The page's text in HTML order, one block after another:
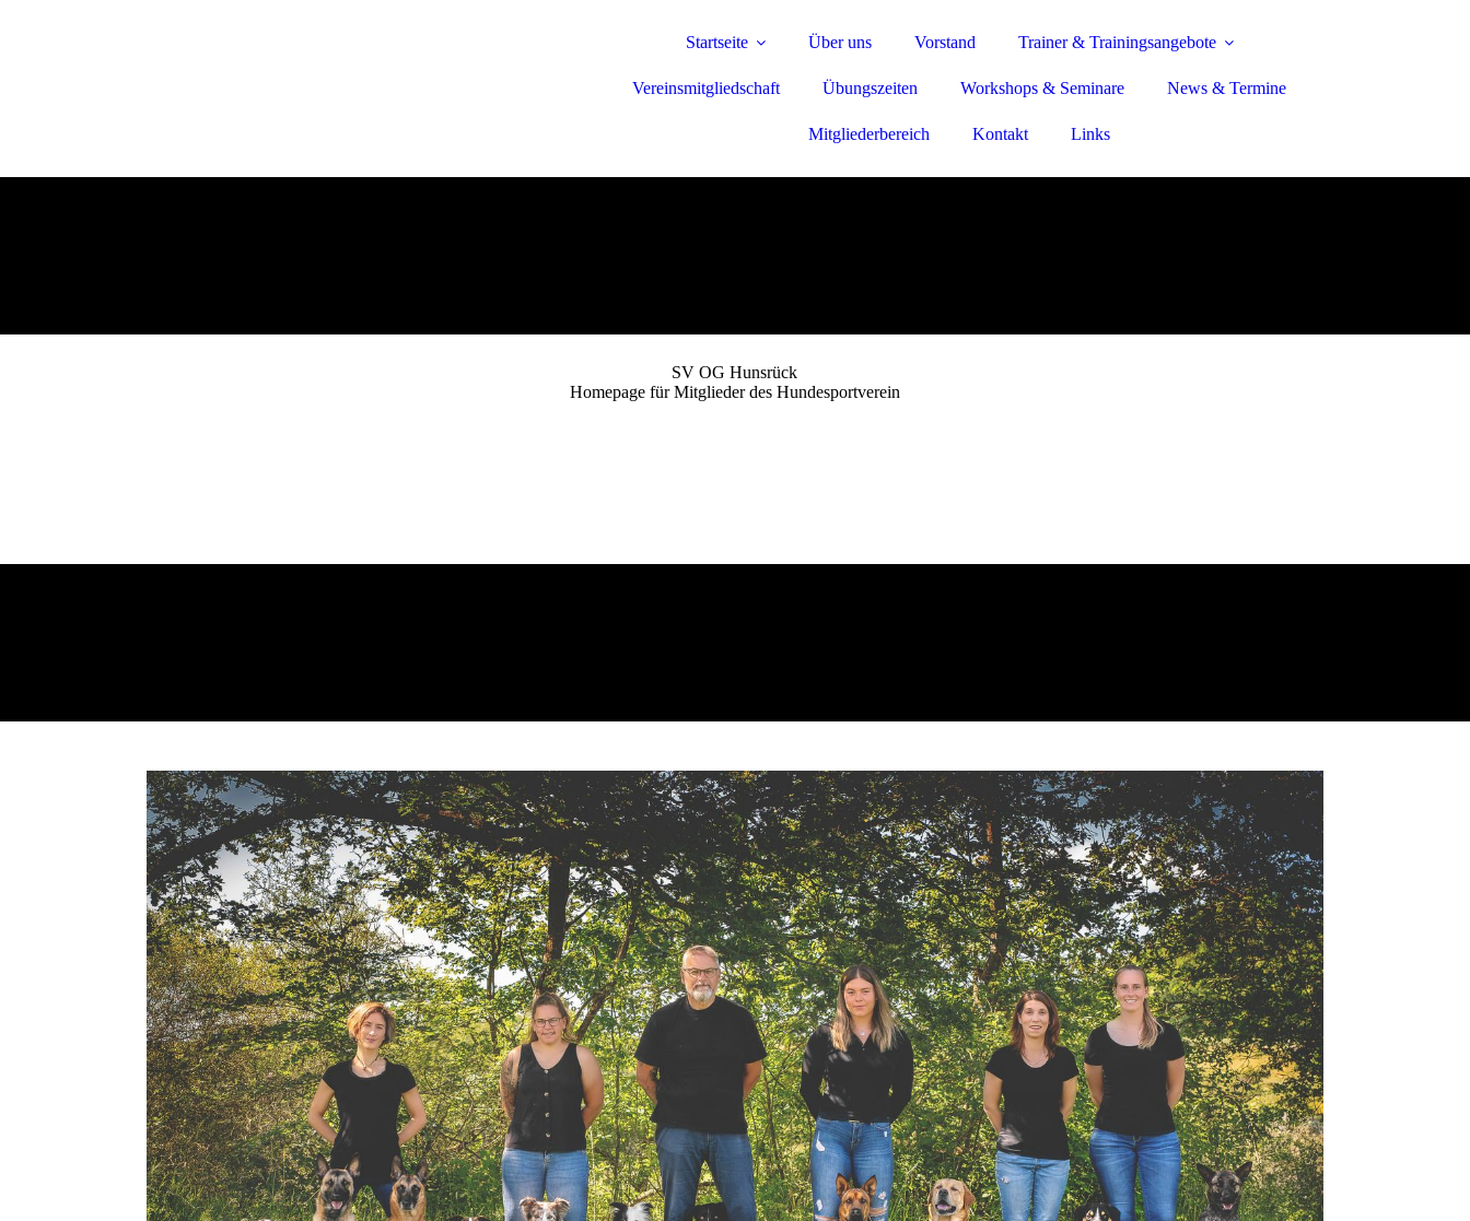
Startseite Über uns Vorstand Trainer & Trainingsangebote
Vereinsmitgliedschaft Übungszeiten Workshops & Seminare News & Termine
Mitgliederbereich Kontakt Links
SV OG Hunsrück
Homepage für Mitglieder des Hundesportverein